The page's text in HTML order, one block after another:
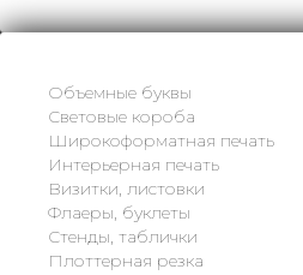
Объемные буквы
Световые короба
Широкоформатная печать
Интерьерная печать
Визитки, листовки
Флаеры, буклеты
Стенды, таблички
Плоттерная резка